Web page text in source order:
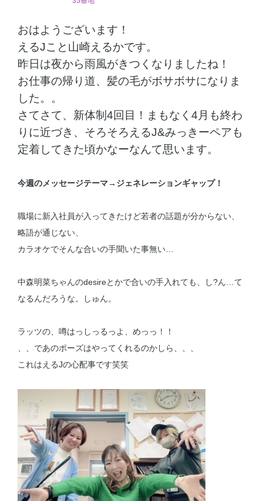
おはようございます！
えるJこと山崎えるかです。
昨日は夜から雨風がきつくなりましたね！
お仕事の帰り道、髪の毛がボサボサになりま
した。。
さてさて、新体制4回目！まもなく4月も終わ
りに近づき、そろそろえるJ&みっきーペアも
定着してきた頃かなーなんて思います。
今週のメッセージテーマ→ジェネレーションギャップ！
職場に新入社員が入ってきたけど若者の話題が分からない、
略語が通じない、
カラオケでそんな合いの手聞いた事無い…
中森明菜ちゃんのdesireとかで合いの手入れても、し?ん…て
なるんだろうな。しゅん。
ラッツの、噂はっしっるっよ、めっっ！！
、、であのポーズはやってくれるのかしら、、、
これはえるJの心配事です笑笑